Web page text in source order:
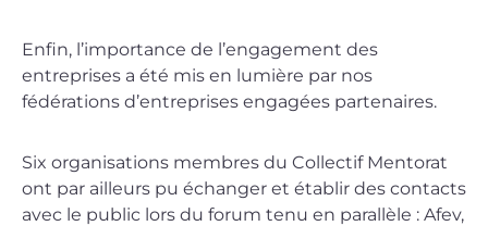
Enfin, l’importance de l’engagement des
entreprises a été mis en lumière par nos
fédérations d’entreprises engagées partenaires.
Six organisations membres du Collectif Mentorat
ont par ailleurs pu échanger et établir des contacts
avec le public lors du forum tenu en parallèle : Afev,